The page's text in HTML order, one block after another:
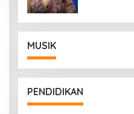
MUSIK
PENDIDIKAN